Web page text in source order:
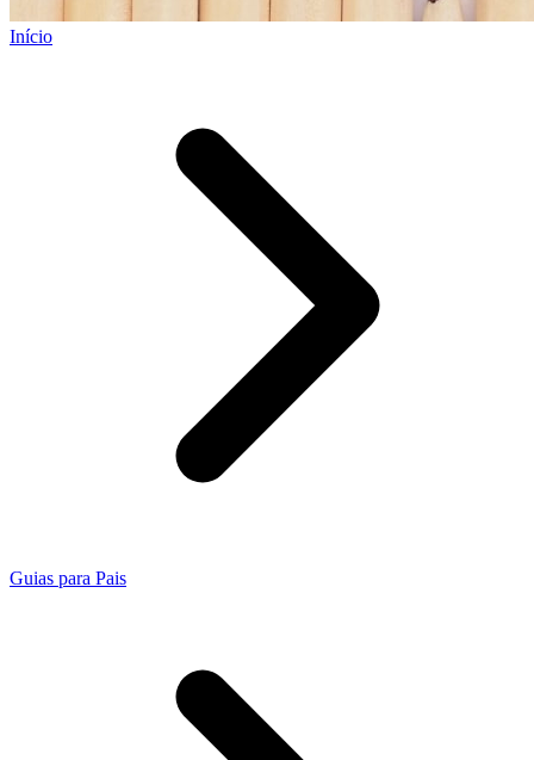
Início
Guias para Pais